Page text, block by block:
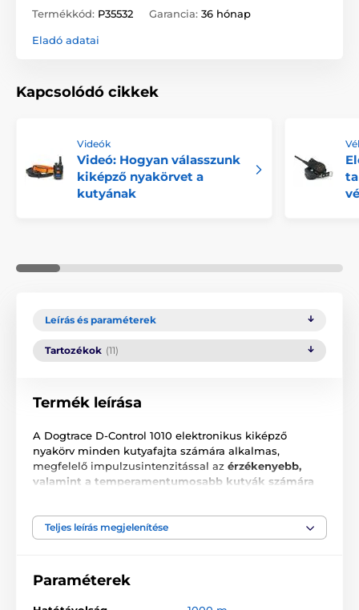
Termékkód: P35532 Garancia: 36 hónap
Eladó adatai
Kapcsolódó cikkek
Videók
Videó: Hogyan válasszunk
kiképző nyakörvet a
kutyának
Leírás és paraméterek
Tartozékok (11)
Termék leírása
A Dogtrace D-Control 1010 elektronikus kiképző
nyakörv minden kutyafajta számára alkalmas,
megfelelő impulzusintenzitással az érzékenyebb,
valamint a temperamentumosabb kutyák számára
amely lehetővé teszi az impulzus hirtelen növelését
anélkül, hogy hosszú előzetes beállításokra lenne
hogy megtaláld a kutyád számára legmegfelelőbb
intenzitást. A hang figyelmeztetést arra használhatod,
hogy jelezd a közelgő impulzust. A kutya hamar
Teljes leírás megjelenítése
Paraméterek